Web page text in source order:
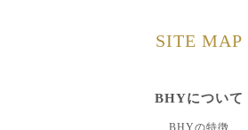
SITE MAP
BHYについて